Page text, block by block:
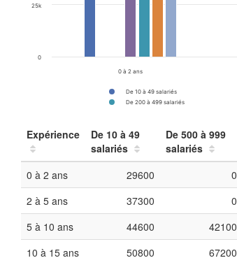
De 10 à 49 salariés
De 200 à 499 salariés
0 à 2 ans
0
25k
Expérience
De 10 à 49
salariés
De 500 à 999
salariés
0 à 2 ans
29600 0
2 à 5 ans
37300 0
5 à 10 ans
44600 42100
10 à 15 ans
50800 67200